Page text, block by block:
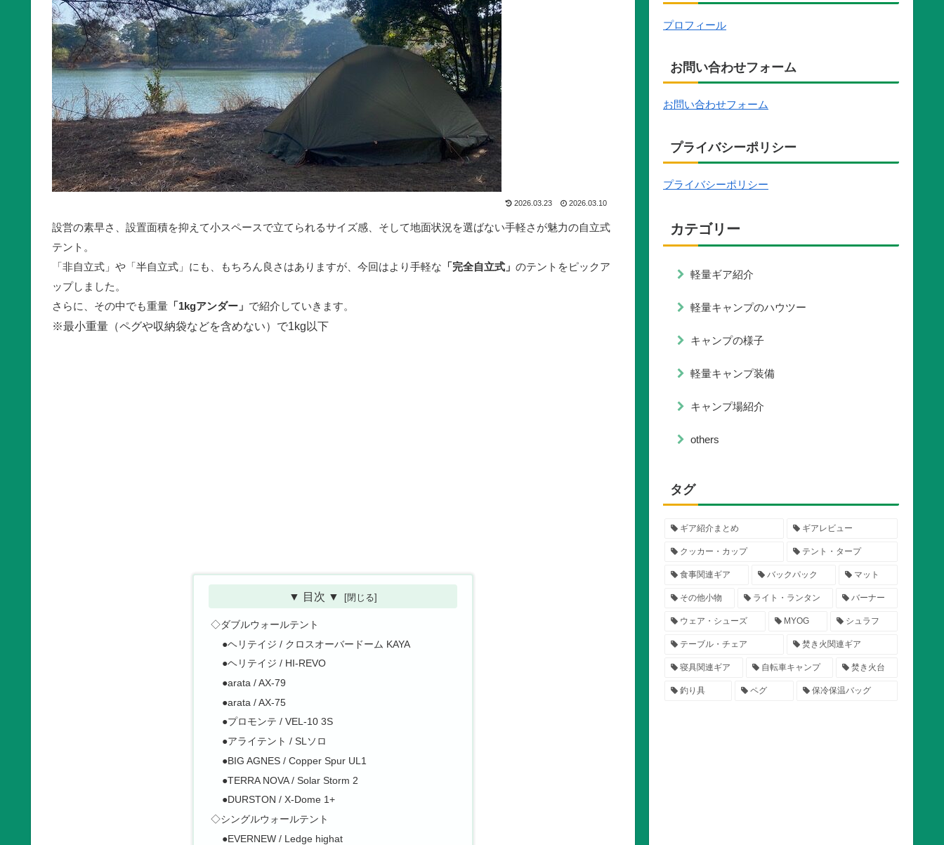
2026.03.23 2026.03.10
設営の素早さ、設置面積を抑えて小スペースで立てられるサイズ感、そして地面状況を選ばない手軽さが魅力の自立式
テント。
「非自立式」や「半自立式」にも、もちろん良さはありますが、今回はより手軽な 「完全自立式」 のテントをピックア
ップしました。
さらに、その中でも重量 「1kgアンダー」 で紹介していきます。
※最小重量（ペグや収納袋などを含めない）で1kg以下
▼ 目次 ▼
◇ダブルウォールテント
●ヘリテイジ / クロスオーバードーム KAYA
●ヘリテイジ / HI-REVO
●arata / AX-79
●arata / AX-75
●プロモンテ / VEL-10 3S
●アライテント / SLソロ
●BIG AGNES / Copper Spur UL1
●TERRA NOVA / Solar Storm 2
●DURSTON / X-Dome 1+
◇シングルウォールテント
●EVERNEW / Ledge highat
プロフィール
お問い合わせフォーム
お問い合わせフォーム
プライバシーポリシー
プライバシーポリシー
カテゴリー
軽量ギア紹介
軽量キャンプのハウツー
キャンプの様子
軽量キャンプ装備
キャンプ場紹介
others
タグ
ギア紹介まとめ ギアレビュー
クッカー・カップ テント・タープ
食事関連ギア バックパック マット
その他小物 ライト・ランタン バーナー
ウェア・シューズ MYOG シュラフ
テーブル・チェア 焚き火関連ギア
寝具関連ギア 自転車キャンプ 焚き火台
釣り具 ペグ 保冷保温バッグ